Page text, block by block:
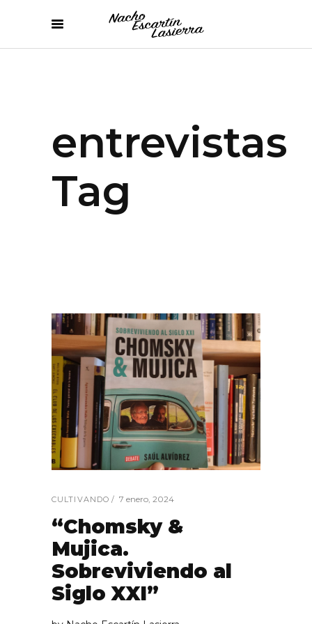
entrevistas
Tag
CULTIVANDO 7 enero, 2024
“Chomsky &
Mujica.
Sobreviviendo al
Siglo XXI”